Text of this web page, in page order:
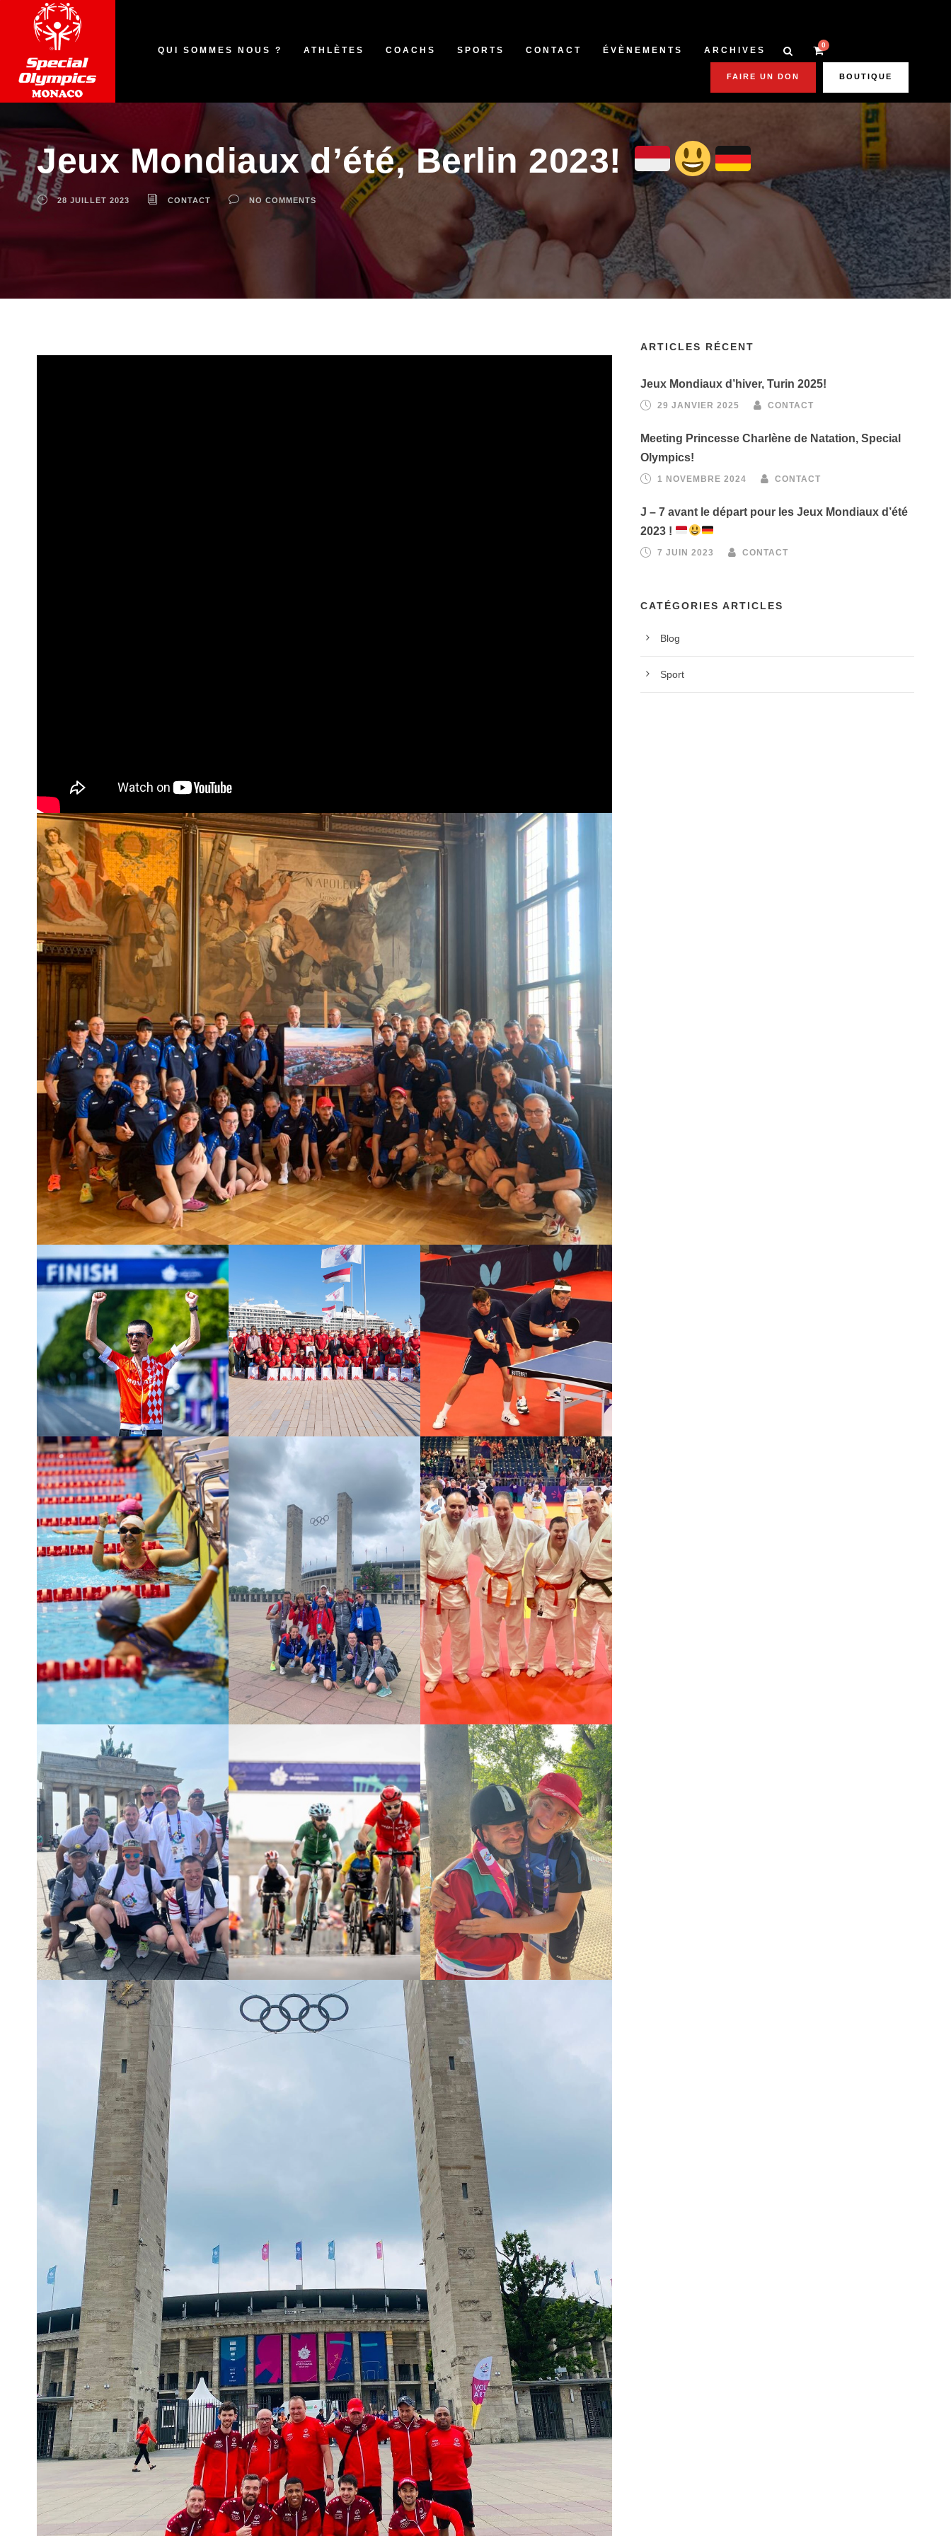
QUI SOMMES NOUS ? ATHLÈTES COACHS SPORTS CONTACT ÉVÈNEMENTS ARCHIVES
0
FAIRE UN DON BOUTIQUE
Jeux Mondiaux d’été, Berlin 2023!
28 JUILLET 2023 CONTACT NO COMMENTS
ARTICLES RÉCENT
Jeux Mondiaux d’hiver, Turin 2025!
29 JANVIER 2025 CONTACT
Meeting Princesse Charlène de Natation, Special
Olympics!
1 NOVEMBRE 2024 CONTACT
J – 7 avant le départ pour les Jeux Mondiaux d’été
2023 !
7 JUIN 2023 CONTACT
CATÉGORIES ARTICLES
Blog
Sport